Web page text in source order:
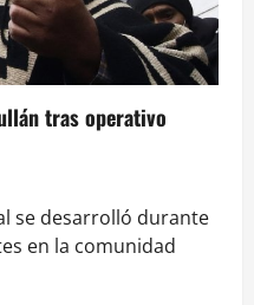
tras operativo
se desarrolló durante
en la comunidad